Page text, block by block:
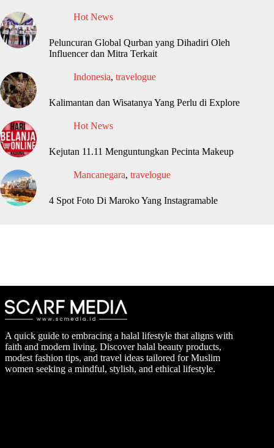
Hot News
Peluncuran Global Qurban yang Dihadiri Oleh
Influencer dan Mitra Terkait
Indonesia, travelogue
Kalimantan dan Wisatanya Yang Perlu di Explore
Hot News
Kejutan 11.11 Menguntungkan Pecinta Makeup
Mancanegara, travelogue
4 Spot Foto Di Maroko Yang Instagramable
A quick guide to embracing a halal lifestyle that aligns with
faith and modern living. Discover halal beauty products,
modest fashion tips, and travel ideas tailored for Muslim
women seeking a mindful, stylish, and ethical lifestyle.